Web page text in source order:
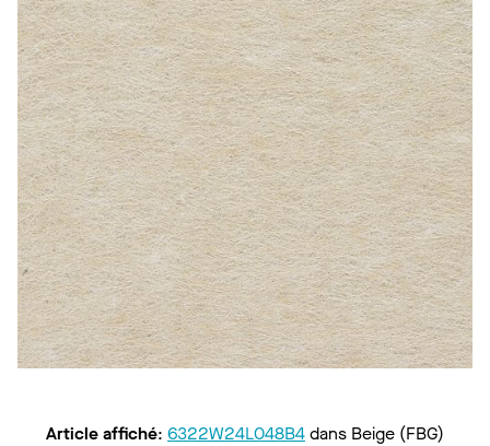
Article affiché: 6322W24L048B4dans Beige (FBG)